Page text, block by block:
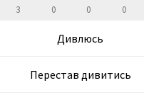
3 0 0 0
Дивлюсь
Перестав дивитись